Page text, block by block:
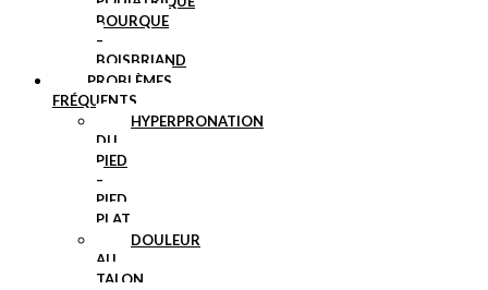
BOURQUE
–
BOISBRIAND
PROBLÈMES
FRÉQUENTS
HYPERPRONATION
DU
PIED
–
PIED
PLAT
DOULEUR
AU
TALON